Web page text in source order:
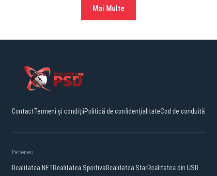
Mai Multe
ContactTermeni și condițiiPolitică de confidențialitateCod de conduită
Parteneri:
Realitatea.NETRealitatea SportivaRealitatea StarRealitatea din USR